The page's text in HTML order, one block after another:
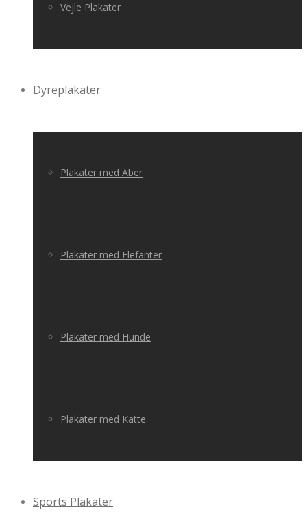
Vejle Plakater
Dyreplakater
Plakater med Aber
Plakater med Elefanter
Plakater med Hunde
Plakater med Katte
Sports Plakater